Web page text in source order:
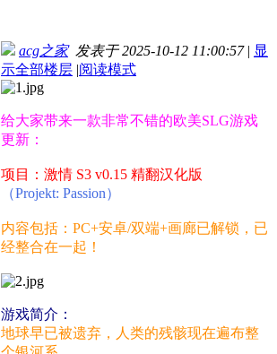
acg之家发表于 2025-10-12 11:00:57 | 显
示全部楼层 |阅读模式
给大家带来一款非常不错的欧美SLG游戏
更新：
项目：激情 S3 v0.15 精翻汉化版
（Projekt: Passion）
内容包括：PC+安卓/双端+画廊已解锁，已
经整合在一起！
游戏简介：
地球早已被遗弃，人类的残骸现在遍布整